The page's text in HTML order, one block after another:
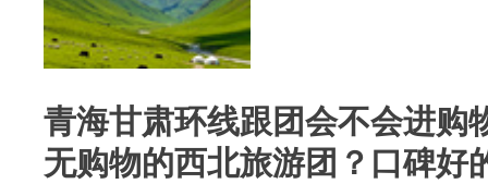
青海甘肃环线跟团会不会进购
无购物的西北旅游团？口碑好